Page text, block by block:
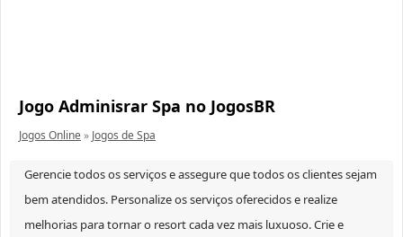
Jogo Adminisrar Spa no JogosBR
Jogos Online» Jogos de Spa
Gerencie todos os serviços e assegure que todos os clientes sejam
bem atendidos. Personalize os serviços oferecidos e realize
melhorias para tornar o resort cada vez mais luxuoso. Crie e